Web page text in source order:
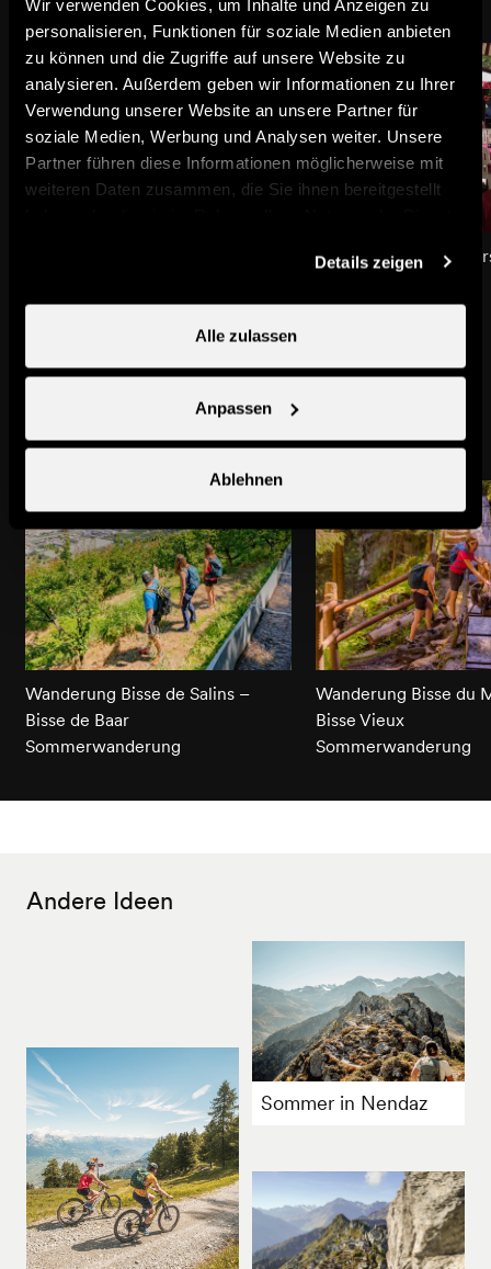
Wir verwenden Cookies, um Inhalte und Anzeigen zu
personalisieren, Funktionen für soziale Medien anbieten
zu können und die Zugriffe auf unsere Website zu
analysieren. Außerdem geben wir Informationen zu Ihrer
Verwendung unserer Website an unsere Partner für
soziale Medien, Werbung und Analysen weiter. Unsere
Partner führen diese Informationen möglicherweise mit
weiteren Daten zusammen, die Sie ihnen bereitgestellt
Details zeigen
Alle zulassen
Anpassen
Ablehnen
Restaurant Les
Das könnte Sie auch interessieren
Wanderung Bisse de Salins –
Bisse de Baar
Sommerwanderung
Wanderung Bisse du
Bisse Vieux
Sommerwanderung
Andere Ideen
Sommer in Nendaz